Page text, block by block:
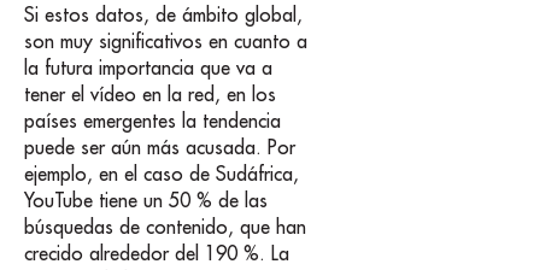
Si estos datos, de ámbito global,
son muy significativos en cuanto a
la futura importancia que va a
tener el vídeo en la red, en los
países emergentes la tendencia
puede ser aún más acusada. Por
ejemplo, en el caso de Sudáfrica,
YouTube tiene un 50 % de las
búsquedas de contenido, que han
crecido alrededor del 190 %. La